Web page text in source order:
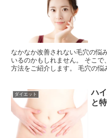
なかなか改善されない毛穴の悩
いるのかもしれません。 そこ
方法をご紹介します。 毛穴の
ダイエット
ハ
と